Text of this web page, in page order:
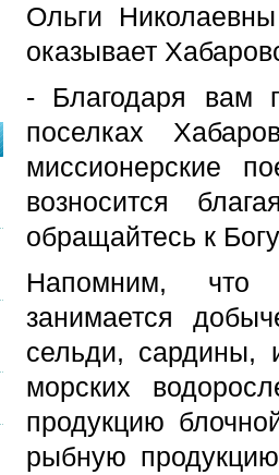
Ольги
оказывает
- Благодаря вам
поселках
миссионерские
возносится
обращайтесь к
Напомним, что
занимается
сельди, сардины,
морских
продукцию
рыбную